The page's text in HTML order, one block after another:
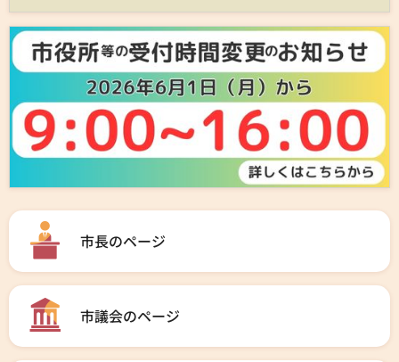
市長のページ
市議会のページ